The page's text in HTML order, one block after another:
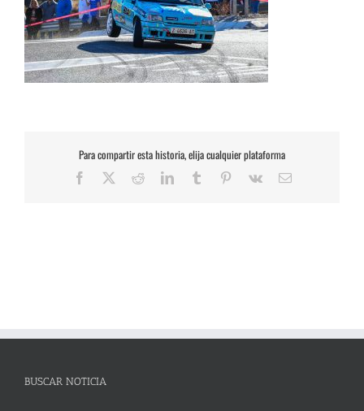
Para compartir esta historia, elija cualquier plataforma
Facebook RedditLinkedInTumblr Pinterest
Vk
Correo
BUSCAR NOTICIA